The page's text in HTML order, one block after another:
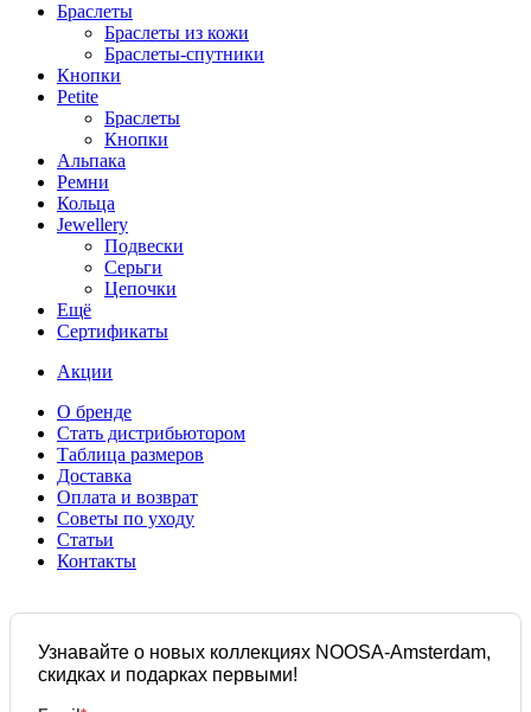
Браслеты
Браслеты из кожи
Браслеты-спутники
Кнопки
Petite
Браслеты
Кнопки
Альпака
Ремни
Кольца
Jewellery
Подвески
Серьги
Цепочки
Ещё
Сертификаты
Акции
О бренде
Стать дистрибьютором
Таблица размеров
Доставка
Оплата и возврат
Советы по уходу
Статьи
Контакты
Узнавайте о новых коллекциях NOOSA-Amsterdam,
скидках и подарках первыми!